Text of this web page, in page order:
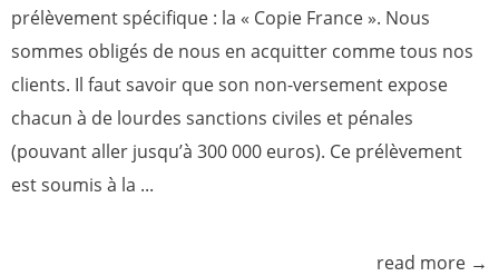
prélèvement spécifique : la « Copie France ». Nous
sommes obligés de nous en acquitter comme tous nos
clients. Il faut savoir que son non-versement expose
chacun à de lourdes sanctions civiles et pénales
(pouvant aller jusqu’à 300 000 euros). Ce prélèvement
est soumis à la ...
read more →